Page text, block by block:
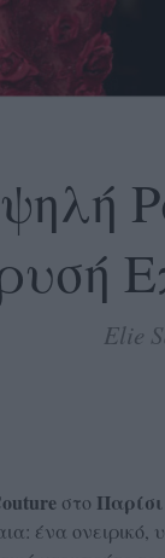
Elie
στο Παρίσι
ένα ονειρικό,